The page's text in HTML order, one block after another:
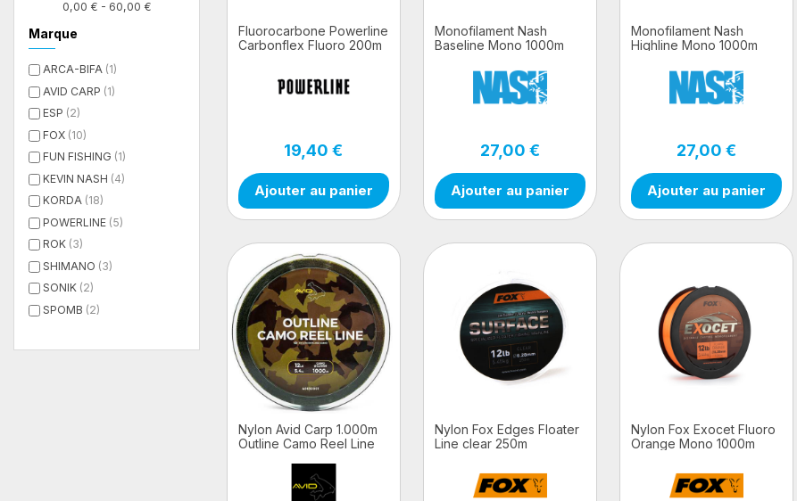
Fluorocarbone Powerline
Carbonflex Fluoro 200m
19,40 €
Ajouter au panier
Monofilament Nash
Baseline Mono 1000m
27,00 €
Ajouter au panier
Monofilament Nash
Highline Mono 1000m
27,00 €
Ajouter au panier
Nylon Avid Carp 1.000m
Outline Camo Reel Line
Nylon Fox Edges Floater
Line clear 250m
Nylon Fox Exocet Fluoro
Orange Mono 1000m
0,00 € - 60,00 €
Marque
ARCA-BIFA (1)
AVID CARP (1)
ESP (2)
FOX (10)
FUN FISHING (1)
KEVIN NASH (4)
KORDA (18)
POWERLINE (5)
ROK (3)
SHIMANO (3)
SONIK (2)
SPOMB (2)